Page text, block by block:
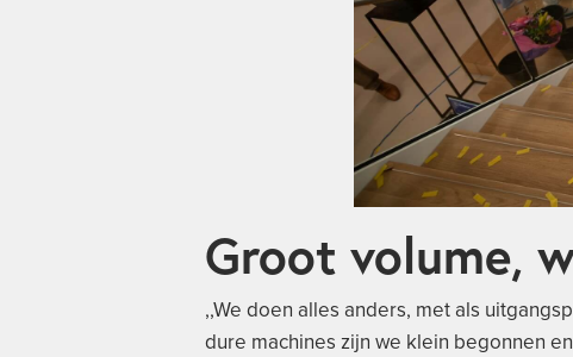
Groot volume,
,,We doen alles anders, met als
dure machines zijn we klein begonnen